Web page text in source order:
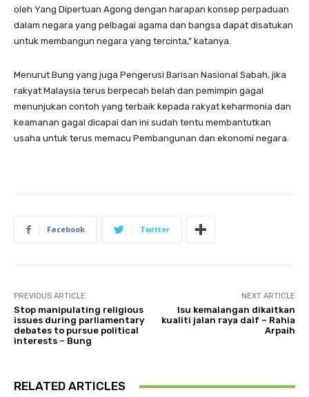
oleh Yang Dipertuan Agong dengan harapan konsep perpaduan
dalam negara yang pelbagai agama dan bangsa dapat disatukan
untuk membangun negara yang tercinta,” katanya.
Menurut Bung yang juga Pengerusi Barisan Nasional Sabah, jika
rakyat Malaysia terus berpecah belah dan pemimpin gagal
menunjukan contoh yang terbaik kepada rakyat keharmonia dan
keamanan gagal dicapai dan ini sudah tentu membantutkan
usaha untuk terus memacu Pembangunan dan ekonomi negara.
Facebook Twitter
PREVIOUS ARTICLE
Stop manipulating religious
issues during parliamentary
debates to pursue political
interests – Bung
NEXT ARTICLE
Isu kemalangan dikaitkan
kualiti jalan raya daif – Rahia
Arpaih
RELATED ARTICLES